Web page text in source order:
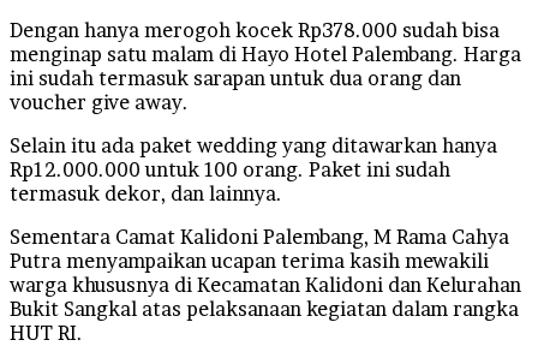
Dengan hanya merogoh kocek Rp378.000 sudah bisa
menginap satu malam di Hayo Hotel Palembang. Harga
ini sudah termasuk sarapan untuk dua orang dan
voucher give away.
Selain itu ada paket wedding yang ditawarkan hanya
Rp12.000.000 untuk 100 orang. Paket ini sudah
termasuk dekor, dan lainnya.
Sementara Camat Kalidoni Palembang, M Rama Cahya
Putra menyampaikan ucapan terima kasih mewakili
warga khususnya di Kecamatan Kalidoni dan Kelurahan
Bukit Sangkal atas pelaksanaan kegiatan dalam rangka
HUT RI.